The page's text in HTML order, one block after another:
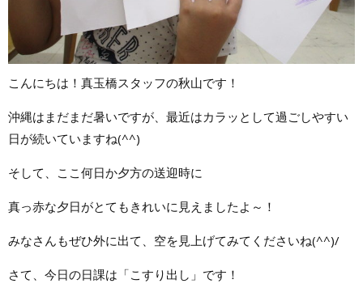
こんにちは！真玉橋スタッフの秋山です！
沖縄はまだまだ暑いですが、最近はカラッとして過ごしやすい
日が続いていますね(^^)
そして、ここ何日か夕方の送迎時に
真っ赤な夕日がとてもきれいに見えましたよ～！
みなさんもぜひ外に出て、空を見上げてみてくださいね(^^)/
さて、今日の日課は「こすり出し」です！